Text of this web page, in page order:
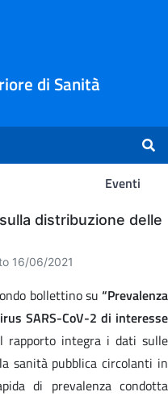
di Sanità
Eventi
distribuzione delle
16/06/2021
bollettino su “Prevalenza
SARS-CoV-2 di interesse
rapporto integra i dati sulle
sanità pubblica circolanti in
di prevalenza condotta